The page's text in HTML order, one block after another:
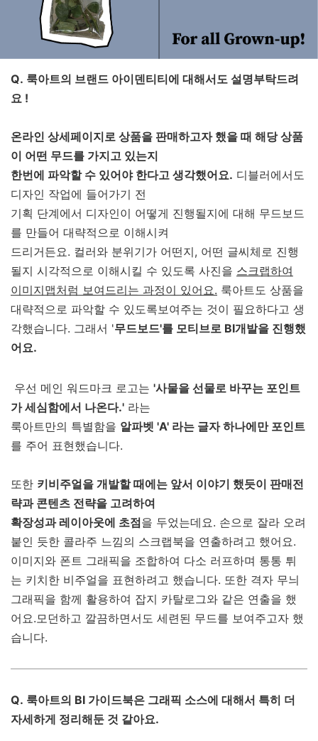
Q. 룩아트의 브랜드 아이덴티티에 대해서도 설명부탁드려
요 !
온라인 상세페이지로 상품을 판매하고자 했을 때 해당 상품
이 어떤 무드를 가지고 있는지
한번에 파악할 수 있어야 한다고 생각했어요. 디블러에서도
디자인 작업에 들어가기 전
기획 단계에서 디자인이 어떻게 진행될지에 대해 무드보드
를 만들어 대략적으로 이해시켜
드리거든요. 컬러와 분위기가 어떤지, 어떤 글씨체로 진행
될지 시각적으로 이해시킬 수 있도록 사진을 스크랩하여
이미지맵처럼 보여드리는 과정이 있어요. 룩아트도 상품을
대략적으로 파악할 수 있도록보여주는 것이 필요하다고 생
각했습니다. 그래서 '무드보드'를 모티브로 BI개발을 진행했
어요.
우선 메인 워드마크 로고는 '사물을 선물로 바꾸는 포인트
가 세심함에서 나온다.' 라는
룩아트만의 특별함을 알파벳 'A' 라는 글자 하나에만 포인트
를 주어 표현했습니다.
또한 키비주얼을 개발할 때에는 앞서 이야기 했듯이 판매전
략과 콘텐츠 전략을 고려하여
확장성과 레이아웃에 초점을 두었는데요. 손으로 잘라 오려
붙인 듯한 콜라주 느낌의 스크랩북을 연출하려고 했어요.
이미지와 폰트 그래픽을 조합하여 다소 러프하며 통통 튀
는 키치한 비주얼을 표현하려고 했습니다. 또한 격자 무늬
그래픽을 함께 활용하여 잡지 카탈로그와 같은 연출을 했
어요.모던하고 깔끔하면서도 세련된 무드를 보여주고자 했
습니다.
Q. 룩아트의 BI 가이드북은 그래픽 소스에 대해서 특히 더
자세하게 정리해둔 것 같아요.